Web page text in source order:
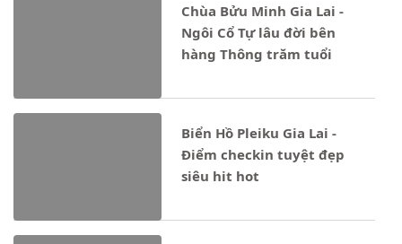
Chùa Bửu Minh Gia Lai -
Ngôi Cổ Tự lâu đời bên
hàng Thông trăm tuổi
Biển Hồ Pleiku Gia Lai -
Điểm checkin tuyệt đẹp
siêu hit hot